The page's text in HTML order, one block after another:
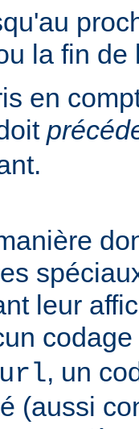
la fin de
en
leur
url, un
(aussi